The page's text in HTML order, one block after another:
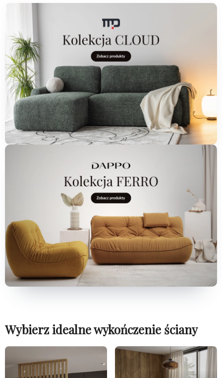
Wybierz idealne wykończenie ściany